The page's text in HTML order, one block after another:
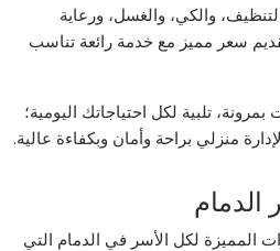
والكي، والغسل، ورعاية
سعر مميز مع خدمة رائعة تناسب
تلبية لكل احتياجاتك اليومية؛
منزلي براحة وأمان وبكفاءة عالية.
الدمام
المميزة لكل الأسر في الدمام التي